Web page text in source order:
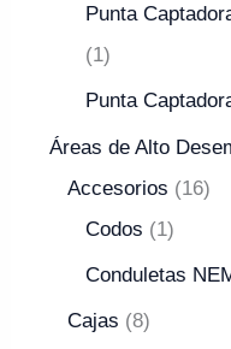
Punta
1
Punta
Áreas de Alto
Accesorios
16
Codos
1
Conduletas
Cajas
8